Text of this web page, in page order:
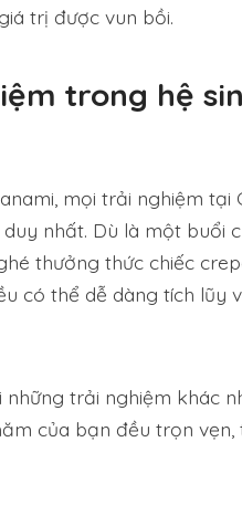
trị được vun bồi.
trong hệ
mọi trải nghiệm tại
nhất. Dù là một buổi
thưởng thức chiếc
có thể dễ dàng tích lũy
trải nghiệm khác
của bạn đều trọn